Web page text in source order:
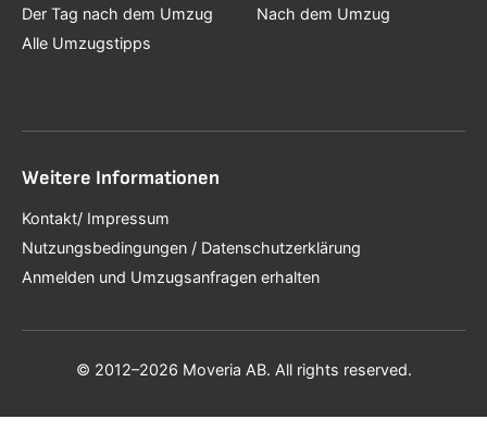
Der Tag nach dem Umzug
Alle Umzugstipps
Nach dem Umzug
Weitere Informationen
Kontakt/ Impressum
Nutzungsbedingungen / Datenschutzerklärung
Anmelden und Umzugsanfragen erhalten
© 2012–2026 Moveria AB. All rights reserved.